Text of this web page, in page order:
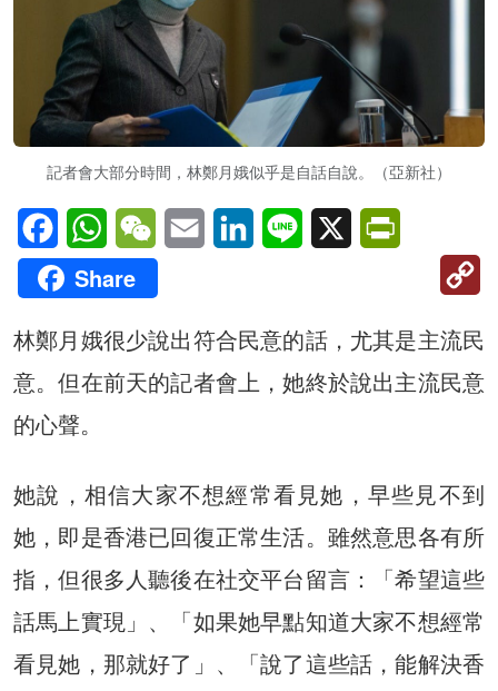
記者會大部分時間，林鄭月娥似乎是自話自說。（亞新社）
FacebookWhatsAppWeChatEmail LinkedInLine X
Share
林鄭月娥很少說出符合民意的話，尤其是主流民
意。但在前天的記者會上，她終於說出主流民意
的心聲。
她說，相信大家不想經常看見她，早些見不到
她，即是香港已回復正常生活。雖然意思各有所
指，但很多人聽後在社交平台留言：「希望這些
話馬上實現」、「如果她早點知道大家不想經常
看見她，那就好了」、「說了這些話，能解決香